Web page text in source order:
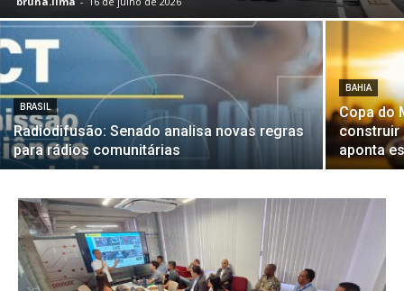
BRASIL
Radiodifusão: Senado analisa novas regras
para rádios comunitárias
BAHIA
Copa do
construir
aponta